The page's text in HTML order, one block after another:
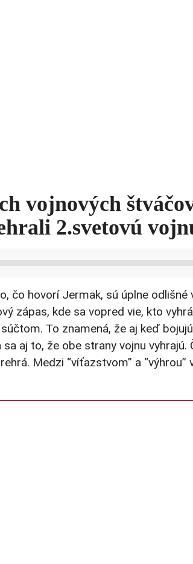
vojnových
2.svetovú
čo hovorí Jermak, sú úplne odlišné
zápas, kde sa vopred vie, kto
To znamená, že aj keď
aj to, že obe strany vojnu vyhrajú.
Medzi “víťazstvom” a “výhrou”